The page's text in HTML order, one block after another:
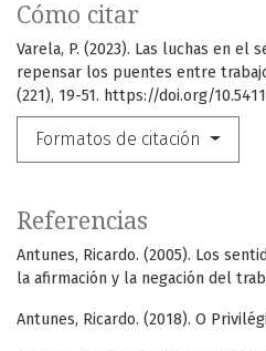
Cómo citar
Varela, P. (2023). Las luchas en el
repensar los puentes entre
(221), 19-51. https://doi.org/
Formatos de citación
Referencias
Antunes, Ricardo. (2005). Los
la afirmación y la negación del
Antunes, Ricardo. (2018). O